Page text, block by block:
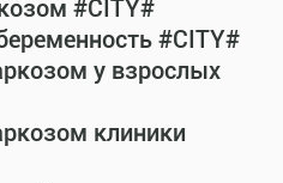
#CITY#
#CITY#
у взрослых
клиники